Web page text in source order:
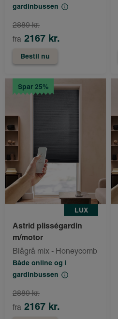
gardinbussen
fra 2167 kr.
2889 kr.
Bestil nu
Spar 25%
LUX
Astrid plisségardin
m/motor
Blågrå mix - Honeycomb
Både online og i
gardinbussen
fra 2167 kr.
2889 kr.